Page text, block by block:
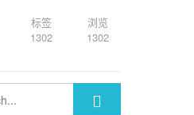
标签
1302
浏览
1302
